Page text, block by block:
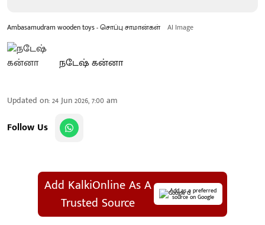
Ambasamudram wooden toys - சொப்பு சாமான்கள் AI Image
நடேஷ் கன்னா
Updated on:24 Jun 2026, 7:00 am
Follow Us
Add KalkiOnline As A
Trusted Source
Add as a preferred
source on Google